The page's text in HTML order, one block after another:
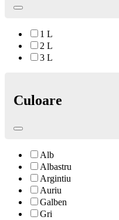
1 L
2 L
3 L
Culoare
Alb
Albastru
Argintiu
Auriu
Galben
Gri